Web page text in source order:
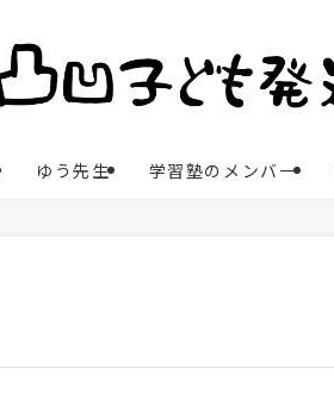
ゆう先生 学習塾のメンバー